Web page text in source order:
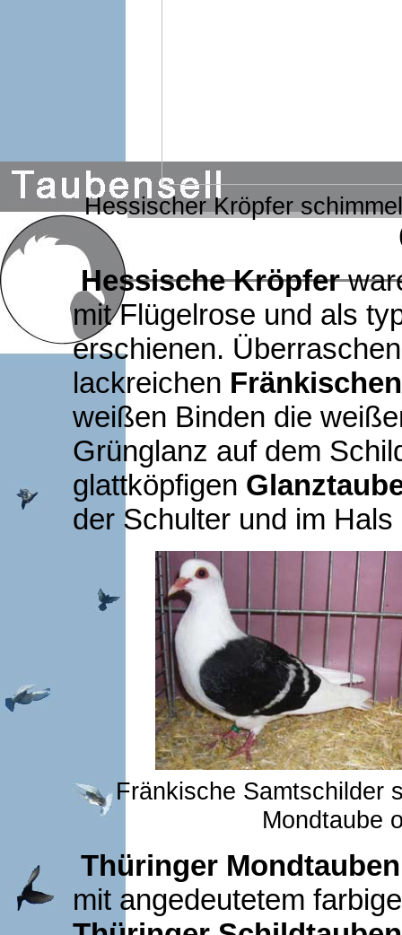
Hessischer Kröpfer
Hessische Kröpfer
mit Flügelrose und als
erschienen.
lackreichen
weißen Binden die
Grünglanz auf dem
glattköpfigen
der Schulter und im
Fränkische Samtschilder
Mondtaube
Thüringer Mondtauben
mit angedeutetem